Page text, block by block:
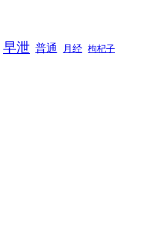
早泄 普通 月经 枸杞子